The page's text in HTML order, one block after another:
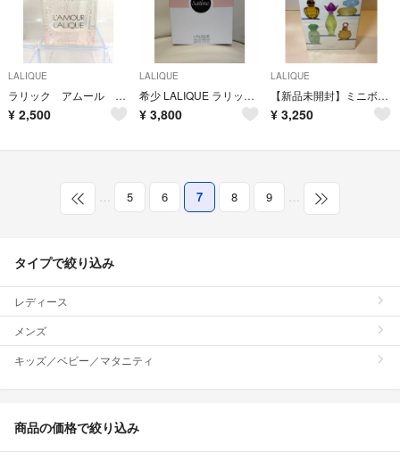
LALIQUE
ラリック アムール オードパルファム 100ml
¥ 2,500
LALIQUE
希少 LALIQUE ラリック サティーヌ オードパルファム 香水 100ml
¥ 3,800
LALIQUE
【新品未開封】ミニボトルコレクション ラリック セリーヌ ジャンパトゥ など
¥ 3,250
… 5 6 7 8 9 …
タイプで絞り込み
レディース
メンズ
キッズ／ベビー／マタニティ
商品の価格で絞り込み